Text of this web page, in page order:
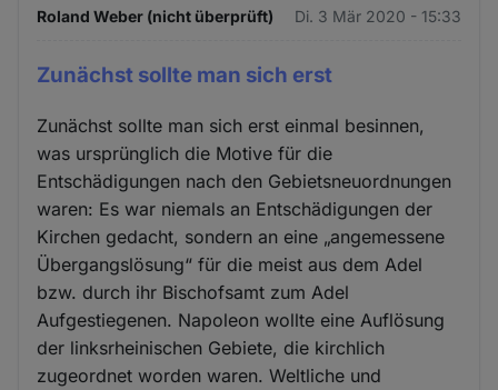
Roland Weber (nicht überprüft) Di. 3 Mär 2020 - 15:33
Zunächst sollte man sich erst
Zunächst sollte man sich erst einmal besinnen,
was ursprünglich die Motive für die
Entschädigungen nach den Gebietsneuordnungen
waren: Es war niemals an Entschädigungen der
Kirchen gedacht, sondern an eine „angemessene
Übergangslösung“ für die meist aus dem Adel
bzw. durch ihr Bischofsamt zum Adel
Aufgestiegenen. Napoleon wollte eine Auflösung
der linksrheinischen Gebiete, die kirchlich
zugeordnet worden waren. Weltliche und